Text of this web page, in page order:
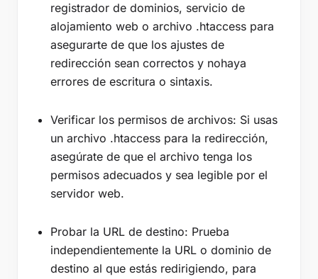
registrador de dominios, servicio de
alojamiento web o archivo .htaccess para
asegurarte de que los ajustes de
redirección sean correctos y nohaya
errores de escritura o sintaxis.
Verificar los permisos de archivos: Si usas
un archivo .htaccess para la redirección,
asegúrate de que el archivo tenga los
permisos adecuados y sea legible por el
servidor web.
Probar la URL de destino: Prueba
independientemente la URL o dominio de
destino al que estás redirigiendo, para